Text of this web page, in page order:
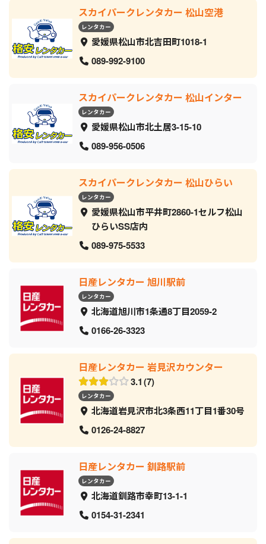
スカイパークレンタカー 松山空港
レンタカー
愛媛県松山市北吉田町1018-1
089-992-9100
スカイパークレンタカー 松山インター
レンタカー
愛媛県松山市北土居3-15-10
089-956-0506
スカイパークレンタカー 松山ひらい
レンタカー
愛媛県松山市平井町2860-1セルフ松山
ひらいSS店内
089-975-5533
日産レンタカー 旭川駅前
レンタカー
北海道旭川市1条通8丁目2059‐2
0166-26-3323
日産レンタカー 岩見沢カウンター
3.1 7
レンタカー
北海道岩見沢市北3条西11丁目1番30号
0126-24-8827
日産レンタカー 釧路駅前
レンタカー
北海道釧路市幸町13-1-1
0154-31-2341